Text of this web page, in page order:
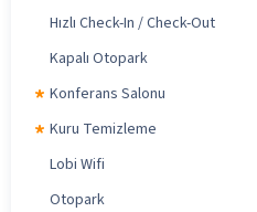
Hızlı Check-In / Check-Out
Kapalı Otopark
Konferans Salonu
Kuru Temizleme
Lobi Wifi
Otopark